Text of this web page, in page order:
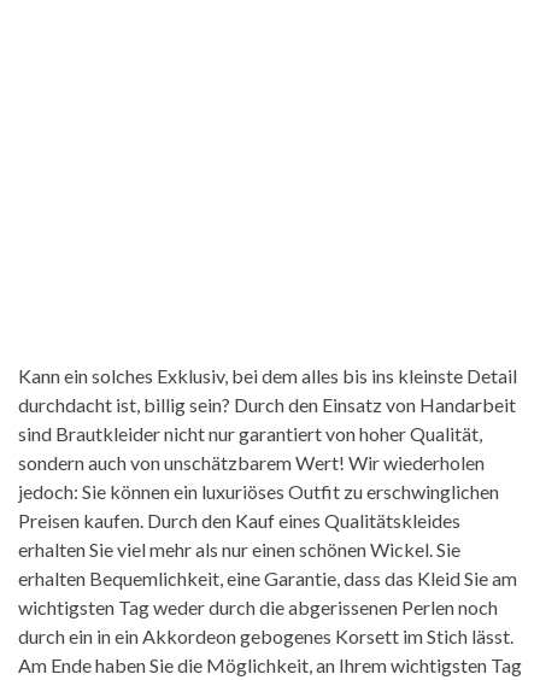
Kann ein solches Exklusiv, bei dem alles bis ins kleinste Detail
durchdacht ist, billig sein? Durch den Einsatz von Handarbeit
sind Brautkleider nicht nur garantiert von hoher Qualität,
sondern auch von unschätzbarem Wert! Wir wiederholen
jedoch: Sie können ein luxuriöses Outfit zu erschwinglichen
Preisen kaufen. Durch den Kauf eines Qualitätskleides
erhalten Sie viel mehr als nur einen schönen Wickel. Sie
erhalten Bequemlichkeit, eine Garantie, dass das Kleid Sie am
wichtigsten Tag weder durch die abgerissenen Perlen noch
durch ein in ein Akkordeon gebogenes Korsett im Stich lässt.
Am Ende haben Sie die Möglichkeit, an Ihrem wichtigsten Tag